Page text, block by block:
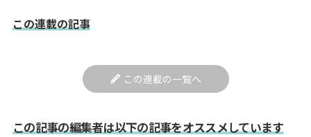
この連載の記事
この連載の一覧へ
この記事の編集者は以下の記事をオススメしています